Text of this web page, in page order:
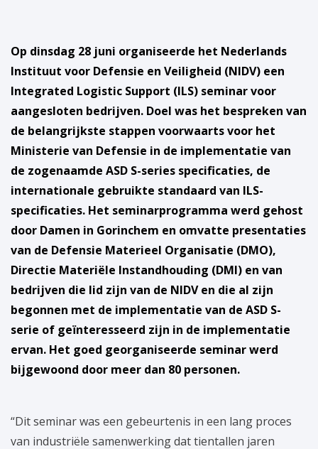
Op dinsdag 28 juni organiseerde het Nederlands
Instituut voor Defensie en Veiligheid (NIDV) een
Integrated Logistic Support (ILS) seminar voor
aangesloten bedrijven. Doel was het bespreken van
de belangrijkste stappen voorwaarts voor het
Ministerie van Defensie in de implementatie van
de zogenaamde ASD S-series specificaties, de
internationale gebruikte standaard van ILS-
specificaties. Het seminarprogramma werd gehost
door Damen in Gorinchem en omvatte presentaties
van de Defensie Materieel Organisatie (DMO),
Directie Materiële Instandhouding (DMI) en van
bedrijven die lid zijn van de NIDV en die al zijn
begonnen met de implementatie van de ASD S-
serie of geïnteresseerd zijn in de implementatie
ervan. Het goed georganiseerde seminar werd
bijgewoond door meer dan 80 personen.
“Dit seminar was een gebeurtenis in een lang proces
van industriële samenwerking dat tientallen jaren